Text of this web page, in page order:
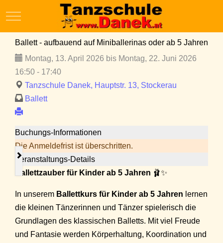
Mobile Menu Toggle
Ballett - aufbauend auf Miniballerinas oder ab 5 Jahren
Montag, 13. April 2026 bis Montag, 22. Juni 2026
16:50 - 17:40
Tanzschule Danek, Hauptstr. 13, Stockerau
Ballett
Buchungs-Informationen
Die Anmeldefrist ist überschritten.
Veranstaltungs-Details
Ballettzauber für Kinder ab 5 Jahren 🩰✨
In unserem Ballettkurs für Kinder ab 5 Jahren lernen
die kleinen Tänzerinnen und Tänzer spielerisch die
Grundlagen des klassischen Balletts. Mit viel Freude
und Fantasie werden Körperhaltung, Koordination und